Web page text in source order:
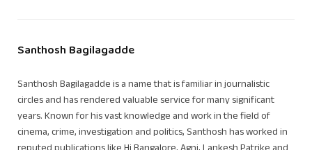
Santhosh Bagilagadde
Santhosh Bagilagadde is a name that is familiar in journalistic
circles and has rendered valuable service for many significant
years. Known for his vast knowledge and work in the field of
cinema, crime, investigation and politics, Santhosh has worked in